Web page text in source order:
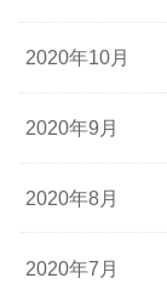
2020年10月
2020年9月
2020年8月
2020年7月